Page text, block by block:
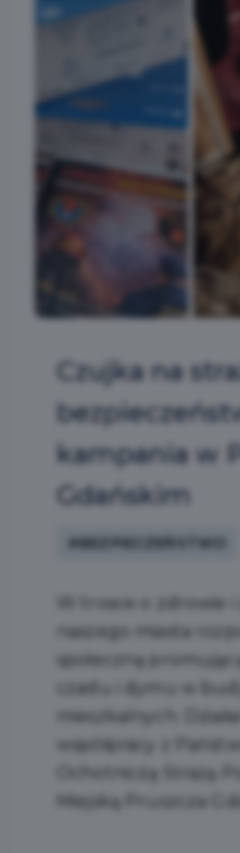
Czujka na
kampania w
Gdańskim
#BEZPIECZEŃSTWO
W trosce o zdrowie
naszego miasta
społeczną
czadu i dymu w
mieszkalnych.
współpracy z
Ochotniczą Strażą
Miejską Pruszcza